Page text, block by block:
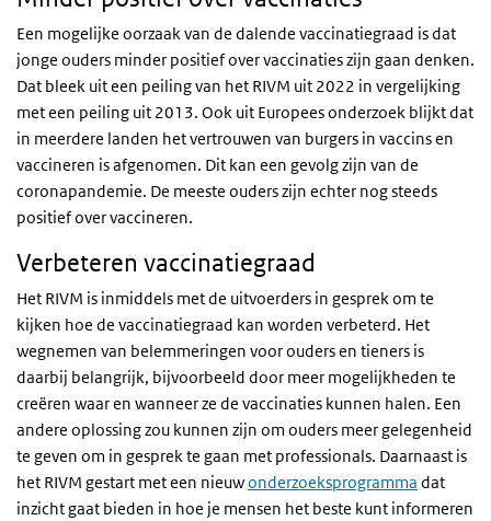
Een mogelijke oorzaak van de dalende vaccinatiegraad is dat
jonge ouders minder positief over vaccinaties zijn gaan denken.
Dat bleek uit een peiling van het RIVM uit 2022 in vergelijking
met een peiling uit 2013. Ook uit Europees onderzoek blijkt dat
in meerdere landen het vertrouwen van burgers in vaccins en
vaccineren is afgenomen. Dit kan een gevolg zijn van de
coronapandemie. De meeste ouders zijn echter nog steeds
positief over vaccineren.
Verbeteren vaccinatiegraad
Het RIVM is inmiddels met de uitvoerders in gesprek om te
kijken hoe de vaccinatiegraad kan worden verbeterd. Het
wegnemen van belemmeringen voor ouders en tieners is
daarbij belangrijk, bijvoorbeeld door meer mogelijkheden te
creëren waar en wanneer ze de vaccinaties kunnen halen. Een
andere oplossing zou kunnen zijn om ouders meer gelegenheid
te geven om in gesprek te gaan met professionals. Daarnaast is
het RIVM gestart met een nieuwonderzoeksprogramma dat
inzicht gaat bieden in hoe je mensen het beste kunt informeren